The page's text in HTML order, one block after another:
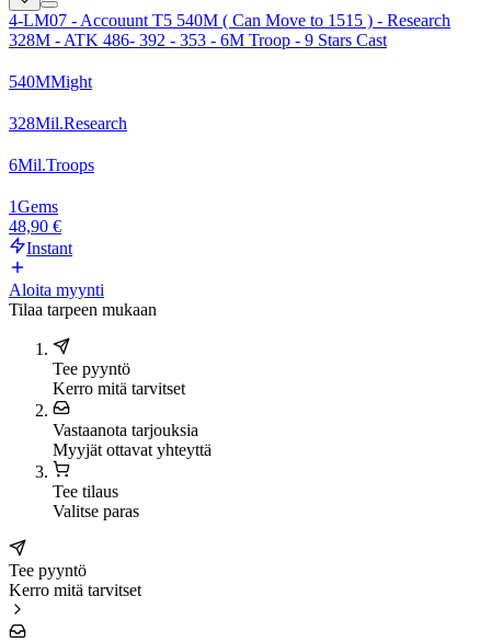
4-LM07 - Accouunt T5 540M ( Can Move to 1515 ) - Research
328M - ATK 486- 392 - 353 - 6M Troop - 9 Stars Cast
540MMight
328Mil.Research
6Mil.Troops
1Gems
48,90 €
Instant
Aloita myynti
Tilaa tarpeen mukaan
Tee pyyntö
Kerro mitä tarvitset
Vastaanota tarjouksia
Myyjät ottavat yhteyttä
Tee tilaus
Valitse paras
Tee pyyntö
Kerro mitä tarvitset